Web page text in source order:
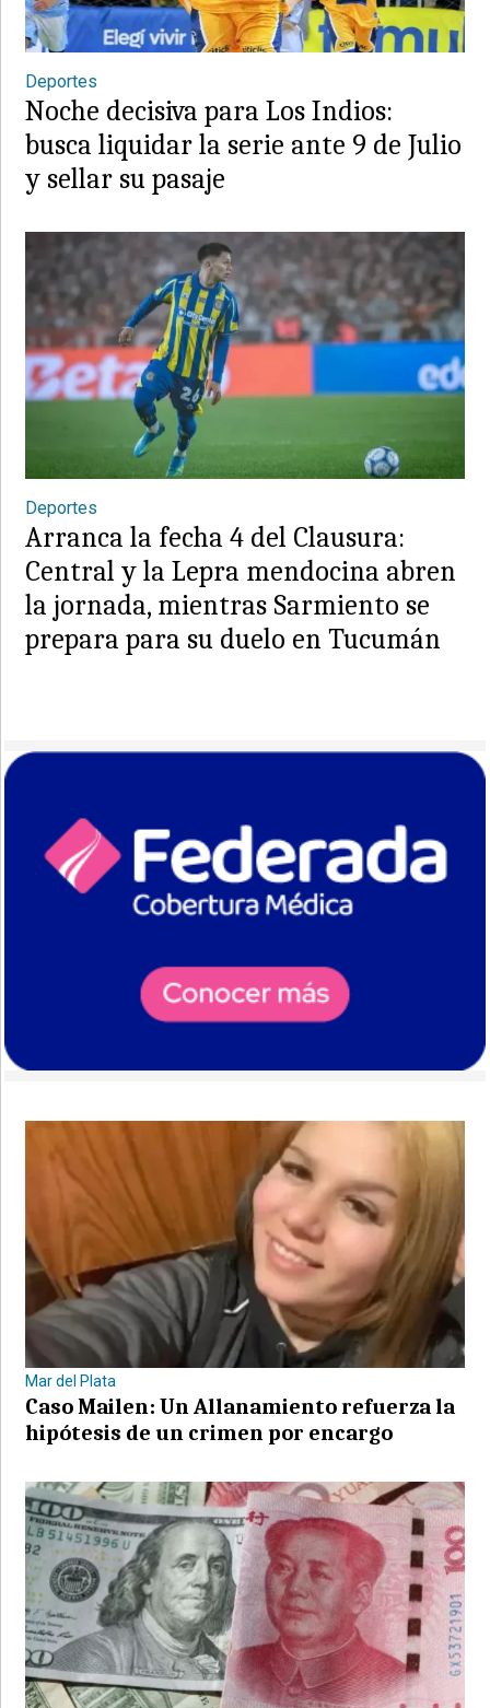
Deportes
Noche decisiva para Los Indios:
busca liquidar la serie ante 9 de Julio
y sellar su pasaje
Deportes
Arranca la fecha 4 del Clausura:
Central y la Lepra mendocina abren
la jornada, mientras Sarmiento se
prepara para su duelo en Tucumán
Mar del Plata
Caso Mailen: Un Allanamiento refuerza la
hipótesis de un crimen por encargo